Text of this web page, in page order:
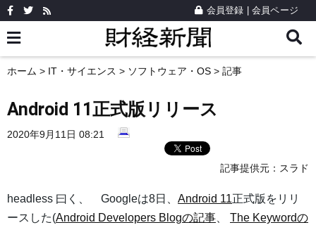
会員登録 会員ページ
ホーム > IT・サイエンス > ソフトウェア・OS > 記事
Android 11正式版リリース
2020年9月11日 08:21
記事提供元： スラド
headless 曰く、 Googleは8日、 Android 11正式版をリリ
ースした(Android Developers Blogの記事
The Keywordの